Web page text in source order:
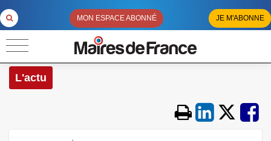
MON ESPACE ABONNÉ JE M'ABONNE
L'actu